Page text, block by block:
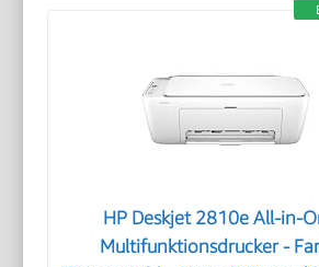
HP Deskjet 2810e All-in-
Multifunktionsdrucker -